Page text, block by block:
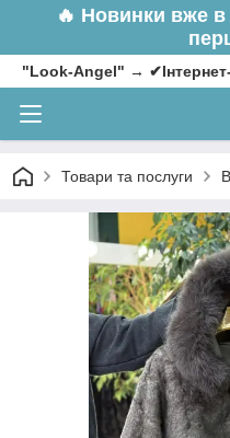
🔥 Новинки вже в
"Look-Angel" →
Товари та послуги